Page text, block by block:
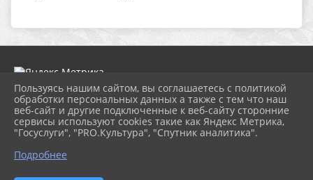
2026 г. dk-bholunca.ru
Вход
Карта сайта
Политика обработки персональных данных
Сделано на KubCMS
Пользуясь нашим сайтом, вы соглашаетесь с политикой
обработки персональных данных а также с тем что наш
веб-сайт и другие подключенные к веб-сайту сторонние
сервисы используют cookies такие как Яндекс Метрика,
"Госуслуги", "PRO.Культура", "Спутник аналитика".
Подробнее